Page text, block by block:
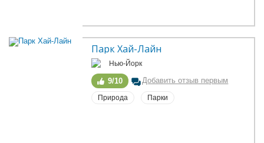
Парк Хай-Лайн
Нью-Йорк
9/10 Добавить отзыв первым
Природа Парки